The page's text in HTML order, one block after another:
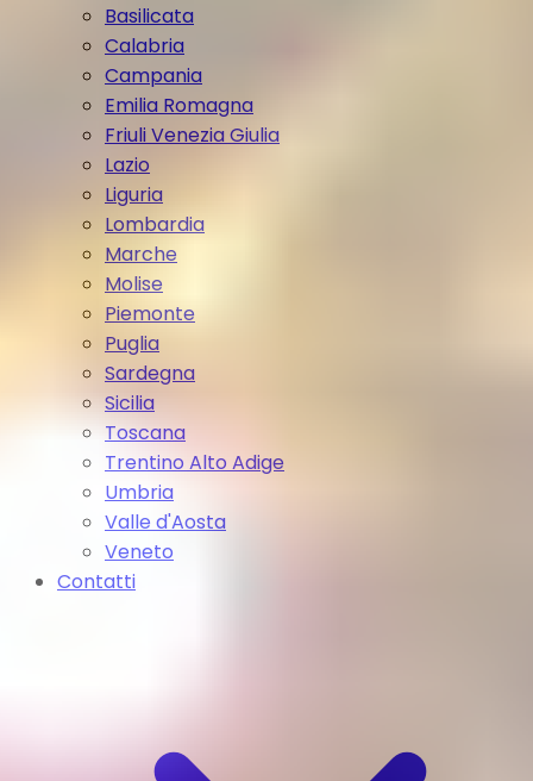
Basilicata
Calabria
Campania
Emilia Romagna
Friuli Venezia Giulia
Lazio
Liguria
Lombardia
Marche
Molise
Piemonte
Puglia
Sardegna
Sicilia
Toscana
Trentino Alto Adige
Umbria
Valle d'Aosta
Veneto
Contatti